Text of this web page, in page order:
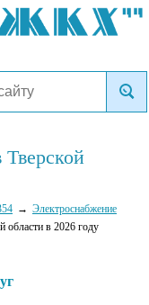
Электроснабжение
области в 2026 году